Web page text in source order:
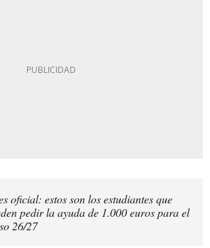
oficial: estos son los estudiantes que
pedir la ayuda de 1.000 euros para el
26/27